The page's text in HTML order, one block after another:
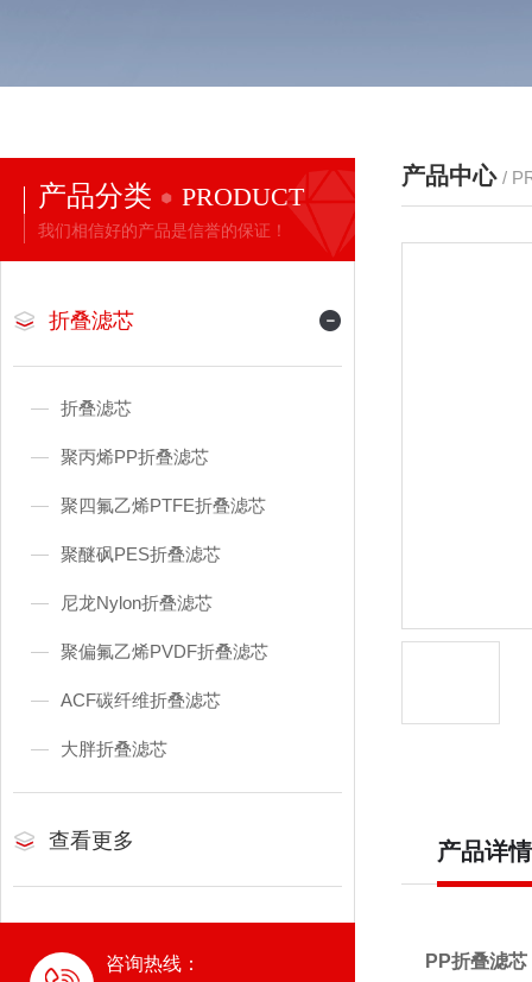
产品分类 PRODUCT
我们相信好的产品是信誉的保证！
折叠滤芯
折叠滤芯
聚丙烯PP折叠滤芯
聚四氟乙烯PTFE折叠滤芯
聚醚砜PES折叠滤芯
尼龙Nylon折叠滤芯
聚偏氟乙烯PVDF折叠滤芯
ACF碳纤维折叠滤芯
大胖折叠滤芯
查看更多
咨询热线：
产品中心 /
产品详情
PP折叠滤